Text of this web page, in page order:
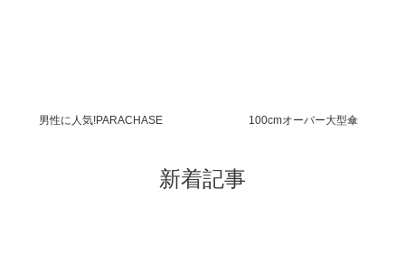
男性に人気!PARACHASE 100cmオーバー大型傘
新着記事